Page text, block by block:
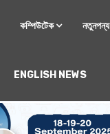
কম্পিউটেক নতুনপন্য
ENGLISH NEWS